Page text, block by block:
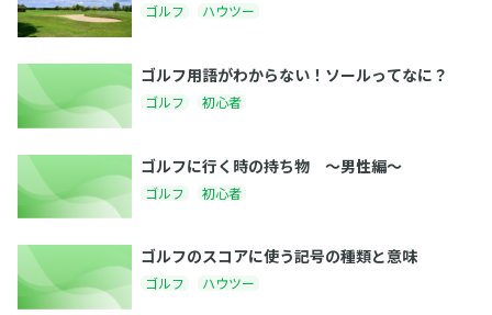
ゴルフ ハウツー
ゴルフ用語がわからない！ソールってなに？
ゴルフ 初心者
ゴルフに行く時の持ち物 〜男性編〜
ゴルフ 初心者
ゴルフのスコアに使う記号の種類と意味
ゴルフ ハウツー